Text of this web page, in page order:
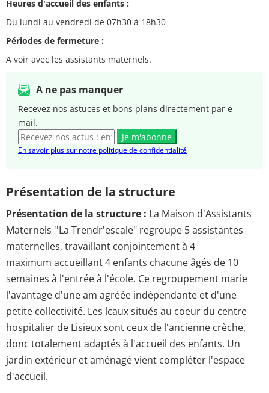
Heures d'accueil des enfants :
Du lundi au vendredi de 07h30 à 18h30
Périodes de fermeture :
A voir avec les assistants maternels.
A ne pas manquer
Recevez nos astuces et bons plans directement par e-
mail.
Je m'abonne
En savoir plus sur notre politique de confidentialité
Présentation de la structure
Présentation de la structure : La Maison d'Assistants
Maternels ''La Trendr'escale" regroupe 5 assistantes
maternelles, travaillant conjointement à 4
maximum accueillant 4 enfants chacune âgés de 10
semaines à l'entrée à l'école. Ce regroupement marie
l'avantage d'une am agréée indépendante et d'une
petite collectivité. Les lcaux situés au coeur du centre
hospitalier de Lisieux sont ceux de l'ancienne crèche,
donc totalement adaptés à l'accueil des enfants. Un
jardin extérieur et aménagé vient compléter l'espace
d'accueil.